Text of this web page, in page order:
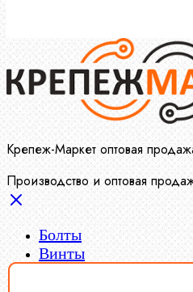
Крепеж-Маркет оптовая
Производство и оптовая
Болты
Винты